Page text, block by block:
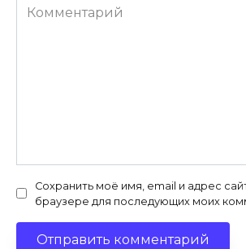
Комментарий
Сохранить моё имя, email и адрес
браузере для последующих моих